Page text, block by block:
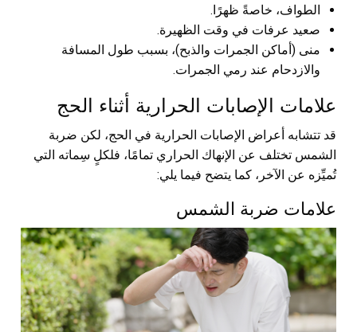
الطواف، خاصةً ظهرًا.
صعيد عرفات في وقت الظهيرة.
منى (أماكن الجمرات والذبح)، بسبب طول المسافة
والازدحام عند رمي الجمرات.
علامات الإصابات الحرارية أثناء الحج
قد تتشابه أعراض الإصابات الحرارية في الحج، لكن ضربة
الشمس تختلف عن الإنهاك الحراري تمامًا، فلكلٍ سِماته التي
تُميِّزه عن الآخر، كما يتضح فيما يلي:
علامات ضربة الشمس